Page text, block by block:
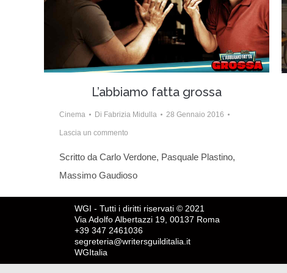
L’abbiamo fatta grossa
Cinema Di Fabrizia Midulla 28 Gennaio 2016
Lascia un commento
Scritto da Carlo Verdone, Pasquale Plastino,
Massimo Gaudioso
WGI - Tutti i diritti riservati © 2021
Via Adolfo Albertazzi 19, 00137 Roma
+39 347 2461036
segreteria@writersguilditalia.it
WGItalia